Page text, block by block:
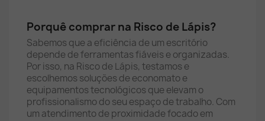
Porquê comprar na Risco de Lápis?
Sabemos que a eficiência de um escritório
depende de ferramentas fiáveis e organizadas.
Por isso, na Risco de Lápis, testamos e
escolhemos soluções de economato e
equipamentos tecnológicos que elevam o
profissionalismo do seu espaço de trabalho. Com
um atendimento de proximidade focado em